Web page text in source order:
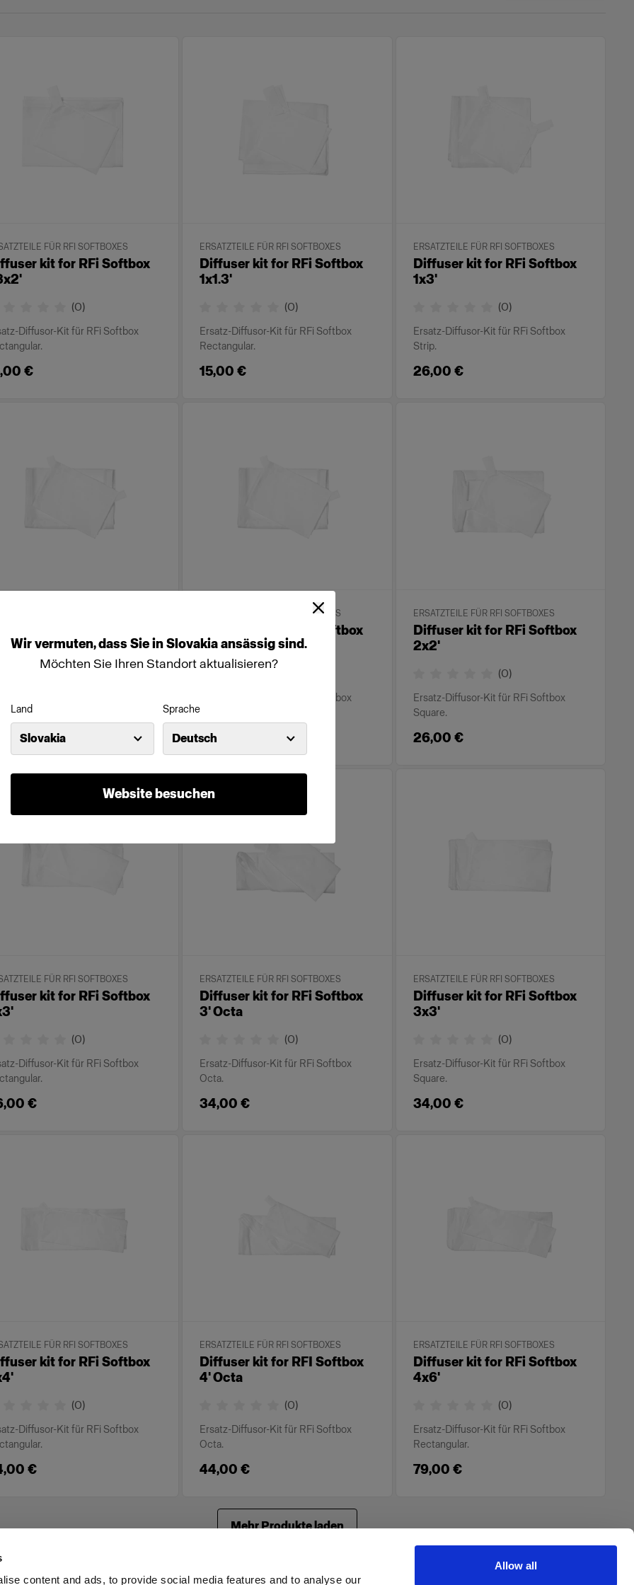
content and ads, to provide social media features and to analyse our
Allow all
Wirvermuten,dass SieinSlovakia ansässigsind.
Möchten Sie Ihren Standort aktualisieren?
Land
Slovakia
Sprache
Deutsch
Website besuchen
FÜR RFI SOFTBOXES
kit for RFi Softbox
(0)
Diffusor-Kit für RFi Softbox
€
ERSATZTEILE FÜR RFI SOFTBOXES
Diffuser kit for RFi Softbox
1x1.3'
(0)
Ersatz-Diffusor-Kit für RFi Softbox
Rectangular.
15,00 €
ERSATZTEILE FÜR RFI SOFTBOXES
Diffuser kit for RFi Softbox
1x3'
(0)
Ersatz-Diffusor-Kit für RFi Softbox
Strip.
26,00 €
€
ERSATZTEILE FÜR RFI SOFTBOXES
Diffuser kit for RFi Softbox
1x6'
Ersatz-Diffusor-Kit für RFi Softbox
Strip.
54,00 €
ERSATZTEILE FÜR RFI SOFTBOXES
Diffuser kit for RFi Softbox
2x2'
(0)
Ersatz-Diffusor-Kit für RFi Softbox
Square.
26,00 €
FÜR RFI SOFTBOXES
kit for RFi Softbox
(0)
Diffusor-Kit für RFi Softbox
€
ERSATZTEILE FÜR RFI SOFTBOXES
Diffuser kit for RFi Softbox
3' Octa
(0)
Ersatz-Diffusor-Kit für RFi Softbox
Octa.
34,00 €
ERSATZTEILE FÜR RFI SOFTBOXES
Diffuser kit for RFi Softbox
3x3'
(0)
Ersatz-Diffusor-Kit für RFi Softbox
Square.
34,00 €
FÜR RFI SOFTBOXES
kit for RFi Softbox
(0)
Diffusor-Kit für RFi Softbox
€
ERSATZTEILE FÜR RFI SOFTBOXES
Diffuser kit for RFI Softbox
4' Octa
(0)
Ersatz-Diffusor-Kit für RFi Softbox
Octa.
44,00 €
ERSATZTEILE FÜR RFI SOFTBOXES
Diffuser kit for RFi Softbox
4x6'
(0)
Ersatz-Diffusor-Kit für RFi Softbox
Rectangular.
79,00 €
Mehr Produkte laden